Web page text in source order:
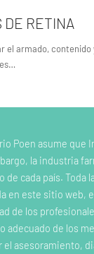
DE RETINA
el armado, contenido
Poen asume que
la industria
de cada país. Toda
en este sitio web,
de los
adecuado de los
el asesoramiento,